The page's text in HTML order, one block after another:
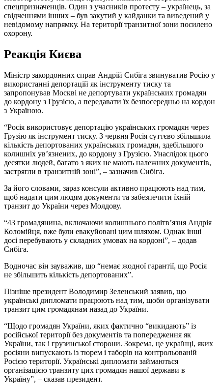
спецпризначенців. Один з учасників протесту – українець, за
свідченнями інших – був закутий у кайданки та виведений у
невідомому напрямку. На території транзитної зони посилено
охорону.
Реакція Києва
Міністр закордонних справ Андрій Сибіга звинуватив Росію у
використанні депортацій як інструменту тиску та
запропонував Москві не депортувати українських громадян
до кордону з Грузією, а передавати їх безпосередньо на кордон
з Україною.
“Росія використовує депортацію українських громадян через
Грузію як інструмент тиску. З червня Росія суттєво збільшила
кількість депортованих українських громадян, здебільшого
колишніх ув’язнених, до кордону з Грузією. Унаслідок цього
десятки людей, багато з яких не мають належних документів,
застрягли в транзитній зоні”, – зазначив Сибіга.
За його словами, зараз консули активно працюють над тим,
щоб надати цим людям документи та забезпечити їхній
транзит до України через Молдову.
“43 громадянина, включаючи колишнього політв’язня Андрія
Коломійця, вже були евакуйовані цим шляхом. Однак інші
досі перебувають у складних умовах на кордоні”, – додав
Сибіга.
Водночас він зауважив, що “немає жодної гарантії, що Росія
не збільшить кількість депортованих”.
Пізніше президент Володимир Зеленський заявив, що
українські дипломати працюють над тим, щоби організувати
транзит цим громадянам назад до України.
“Щодо громадян України, яких фактично “викидають” із
російської території без документів та попередження як
України, так і грузинської сторони. Зокрема, це українці, яких
росіяни випускають із тюрем і таборів на контрольованій
Росією території. Українські дипломати займаються
організацією транзиту цих громадян нашої держави в
Україну”, – сказав президент.